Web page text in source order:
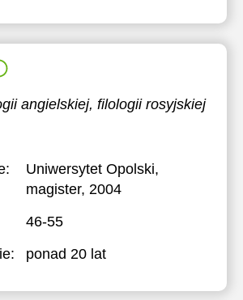
angielskiej, filologii rosyjskiej
Uniwersytet Opolski,
magister, 2004
46-55
ponad 20 lat